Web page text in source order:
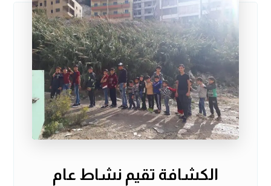
الكشافة تقيم نشاط عام